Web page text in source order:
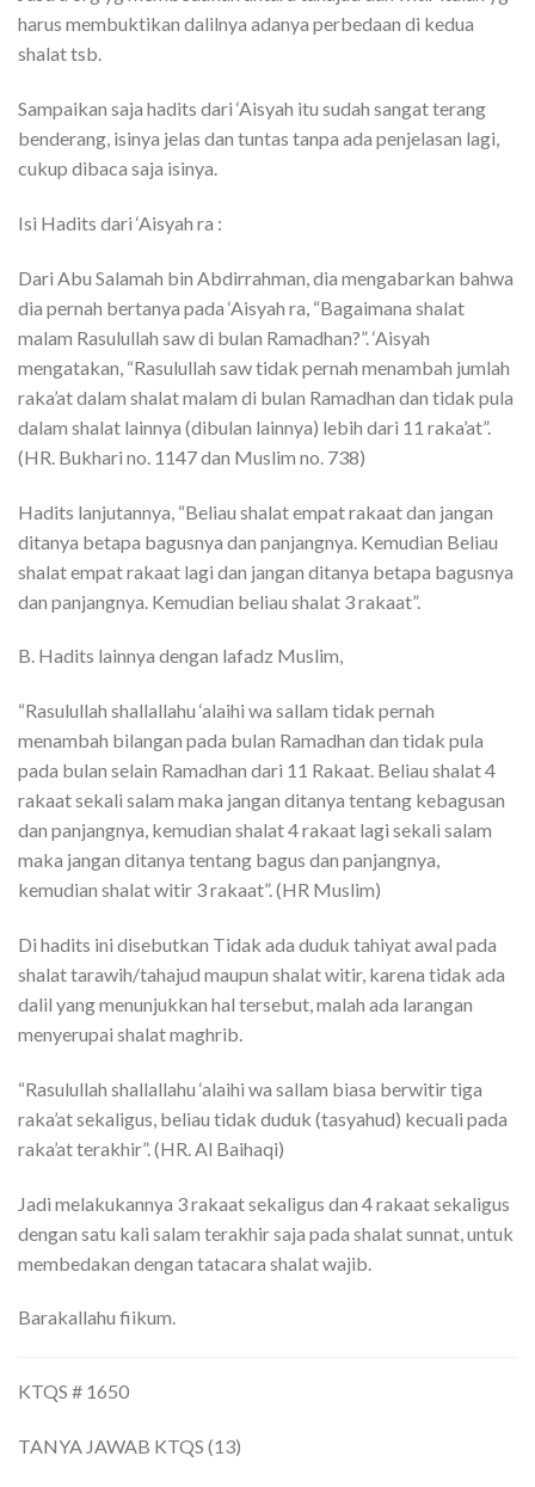
harus membuktikan dalilnya adanya perbedaan di kedua
shalat tsb.
Sampaikan saja hadits dari ‘Aisyah itu sudah sangat terang
benderang, isinya jelas dan tuntas tanpa ada penjelasan lagi,
cukup dibaca saja isinya.
Isi Hadits dari ‘Aisyah ra :
Dari Abu Salamah bin Abdirrahman, dia mengabarkan bahwa
dia pernah bertanya pada ‘Aisyah ra, “Bagaimana shalat
malam Rasulullah saw di bulan Ramadhan?”. ‘Aisyah
mengatakan, “Rasulullah saw tidak pernah menambah jumlah
raka’at dalam shalat malam di bulan Ramadhan dan tidak pula
dalam shalat lainnya (dibulan lainnya) lebih dari 11 raka’at”.
(HR. Bukhari no. 1147 dan Muslim no. 738)
Hadits lanjutannya, “Beliau shalat empat rakaat dan jangan
ditanya betapa bagusnya dan panjangnya. Kemudian Beliau
shalat empat rakaat lagi dan jangan ditanya betapa bagusnya
dan panjangnya. Kemudian beliau shalat 3 rakaat”.
B. Hadits lainnya dengan lafadz Muslim,
“Rasulullah shallallahu ‘alaihi wa sallam tidak pernah
menambah bilangan pada bulan Ramadhan dan tidak pula
pada bulan selain Ramadhan dari 11 Rakaat. Beliau shalat 4
rakaat sekali salam maka jangan ditanya tentang kebagusan
dan panjangnya, kemudian shalat 4 rakaat lagi sekali salam
maka jangan ditanya tentang bagus dan panjangnya,
kemudian shalat witir 3 rakaat”. (HR Muslim)
Di hadits ini disebutkan Tidak ada duduk tahiyat awal pada
shalat tarawih/tahajud maupun shalat witir, karena tidak ada
dalil yang menunjukkan hal tersebut, malah ada larangan
menyerupai shalat maghrib.
“Rasulullah shallallahu ‘alaihi wa sallam biasa berwitir tiga
raka’at sekaligus, beliau tidak duduk (tasyahud) kecuali pada
raka’at terakhir”. (HR. Al Baihaqi)
Jadi melakukannya 3 rakaat sekaligus dan 4 rakaat sekaligus
dengan satu kali salam terakhir saja pada shalat sunnat, untuk
membedakan dengan tatacara shalat wajib.
Barakallahu fiikum.
KTQS # 1650
TANYA JAWAB KTQS (13)